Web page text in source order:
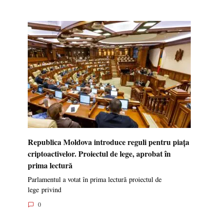
Republica Moldova introduce reguli pentru piața
criptoactivelor. Proiectul de lege, aprobat în
prima lectură
Parlamentul a votat în prima lectură proiectul de
lege privind
0